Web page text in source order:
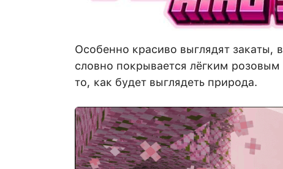
Особенно красиво выглядят закаты,
словно покрывается лёгким
то, как будет выглядеть природа.